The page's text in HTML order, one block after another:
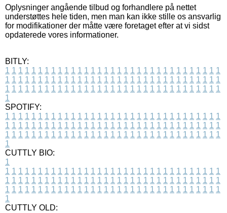
Oplysninger angående tilbud og forhandlere på nettet
understøttes hele tiden, men man kan ikke stille os ansvarlig
for modifikationer der måtte være foretaget efter at vi sidst
opdaterede vores informationer.
BITLY:
1 1 1 1 1 1 1 1 1 1 1 1 1 1 1 1 1 1 1 1 1 1 1 1 1 1 1 1 1 1 1 1 1
1 1 1 1 1 1 1 1 1 1 1 1 1 1 1 1 1 1 1 1 1 1 1 1 1 1 1 1 1 1 1 1 1
1 1 1 1 1 1 1 1 1 1 1 1 1 1 1 1 1 1 1 1 1 1 1 1 1 1 1 1 1 1 1 1 1
1
SPOTIFY:
1 1 1 1 1 1 1 1 1 1 1 1 1 1 1 1 1 1 1 1 1 1 1 1 1 1 1 1 1 1 1 1 1
1 1 1 1 1 1 1 1 1 1 1 1 1 1 1 1 1 1 1 1 1 1 1 1 1 1 1 1 1 1 1 1 1
1 1 1 1 1 1 1 1 1 1 1 1 1 1 1 1 1 1 1 1 1 1 1 1 1 1 1 1 1 1 1 1 1
1
CUTTLY BIO:
1
1 1 1 1 1 1 1 1 1 1 1 1 1 1 1 1 1 1 1 1 1 1 1 1 1 1 1 1 1 1 1 1 1
1 1 1 1 1 1 1 1 1 1 1 1 1 1 1 1 1 1 1 1 1 1 1 1 1 1 1 1 1 1 1 1 1
1 1 1 1 1 1 1 1 1 1 1 1 1 1 1 1 1 1 1 1 1 1 1 1 1 1 1 1 1 1 1 1 1
1
CUTTLY OLD: